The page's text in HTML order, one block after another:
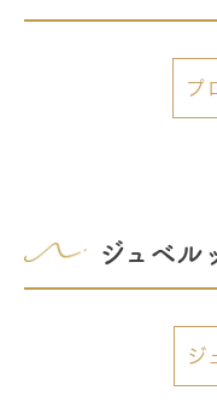
プ
ジュベル
ジ